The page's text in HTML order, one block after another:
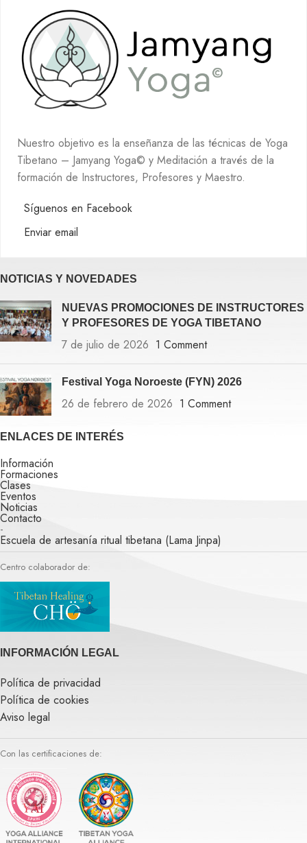
Nuestro objetivo es la enseñanza de las técnicas de Yoga
Tibetano – Jamyang Yoga© y Meditación a través de la
formación de Instructores, Profesores y Maestro.
Síguenos en Facebook
Enviar email
NOTICIAS Y NOVEDADES
NUEVAS PROMOCIONES DE INSTRUCTORES
Y PROFESORES DE YOGA TIBETANO
7 de julio de 2026 1 Comment
Festival Yoga Noroeste (FYN) 2026
26 de febrero de 2026 1 Comment
ENLACES DE INTERÉS
Información
Formaciones
Clases
Eventos
Noticias
Contacto
-
Escuela de artesanía ritual tibetana (Lama Jinpa)
Centro colaborador de:
INFORMACIÓN LEGAL
Política de privacidad
Política de cookies
Aviso legal
Con las certificaciones de: